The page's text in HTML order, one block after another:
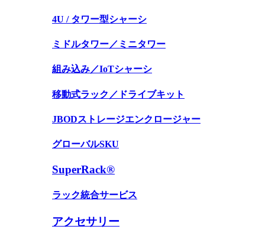
4U / タワー型シャーシ
ミドルタワー／ミニタワー
組み込み／IoTシャーシ
移動式ラック／ドライブキット
JBODストレージエンクロージャー
グローバルSKU
SuperRack®
ラック統合サービス
アクセサリー